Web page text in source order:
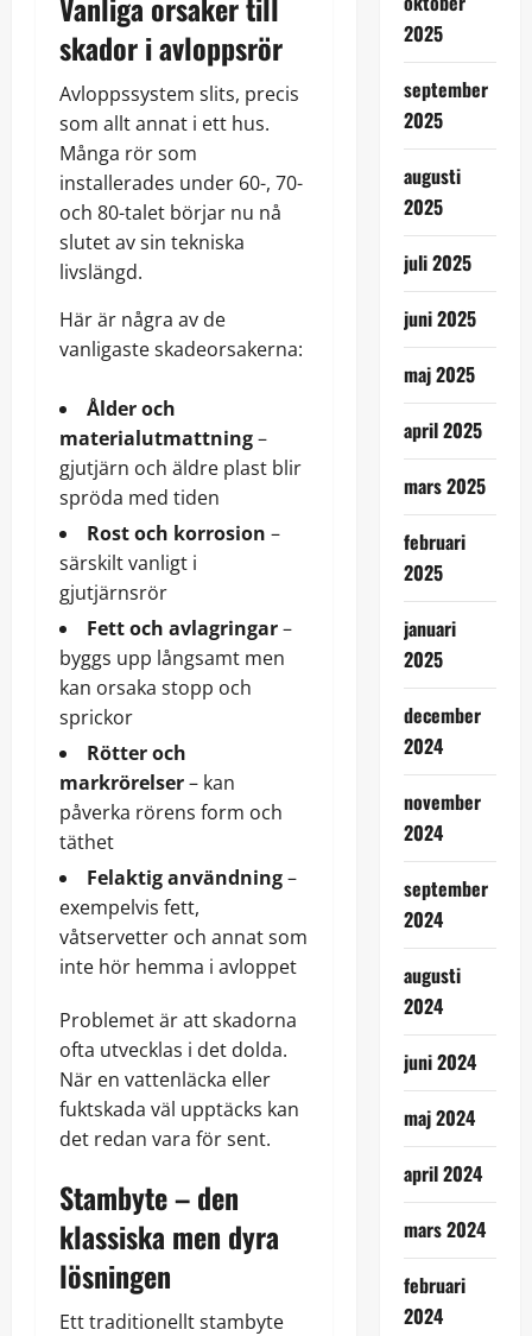
skador i avloppsrör
Avloppssystem slits, precis
som allt annat i ett hus.
Många rör som
installerades under 60-, 70-
och 80-talet börjar nu nå
slutet av sin tekniska
livslängd.
Här är några av de
vanligaste skadeorsakerna:
Ålder och
materialutmattning–
gjutjärn och äldre plast blir
spröda med tiden
Rost och korrosion –
särskilt vanligt i
gjutjärnsrör
Fett och avlagringar–
byggs upp långsamt men
kan orsaka stopp och
sprickor
Rötter och
markrörelser– kan
påverka rörens form och
täthet
Felaktig användning–
exempelvis fett,
våtservetter och annat som
inte hör hemma i avloppet
Problemet är att skadorna
ofta utvecklas i det dolda.
När en vattenläcka eller
fuktskada väl upptäcks kan
det redan vara för sent.
Stambyte – den
klassiska men dyra
lösningen
Ett traditionellt stambyte
2025
september
2025
augusti
2025
juli 2025
juni 2025
maj 2025
april 2025
mars 2025
februari
2025
januari
2025
december
2024
november
2024
september
2024
augusti
2024
juni 2024
maj 2024
april 2024
mars 2024
februari
2024